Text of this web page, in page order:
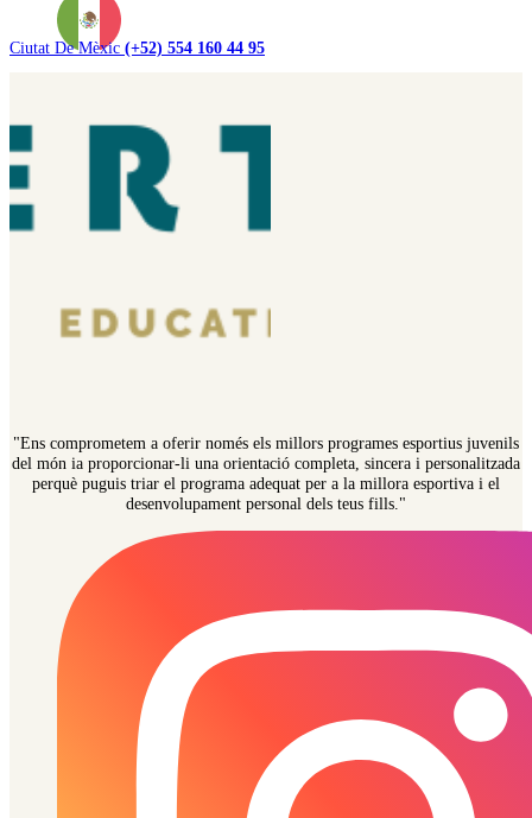
Ciutat De Mèxic (+52) 554 160 44 95
"Ens comprometem a oferir només els millors programes esportius juvenils
del món ia proporcionar-li una orientació completa, sincera i personalitzada
perquè puguis triar el programa adequat per a la millora esportiva i el
desenvolupament personal dels teus fills."